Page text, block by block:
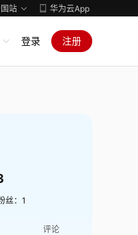
站 华为云App
登录 注册
丝： 1
评论